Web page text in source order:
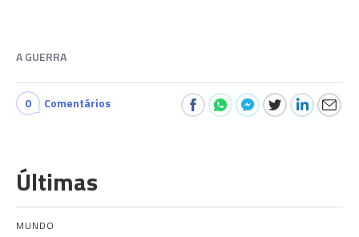
A GUERRA
0 Comentários
Últimas
MUNDO